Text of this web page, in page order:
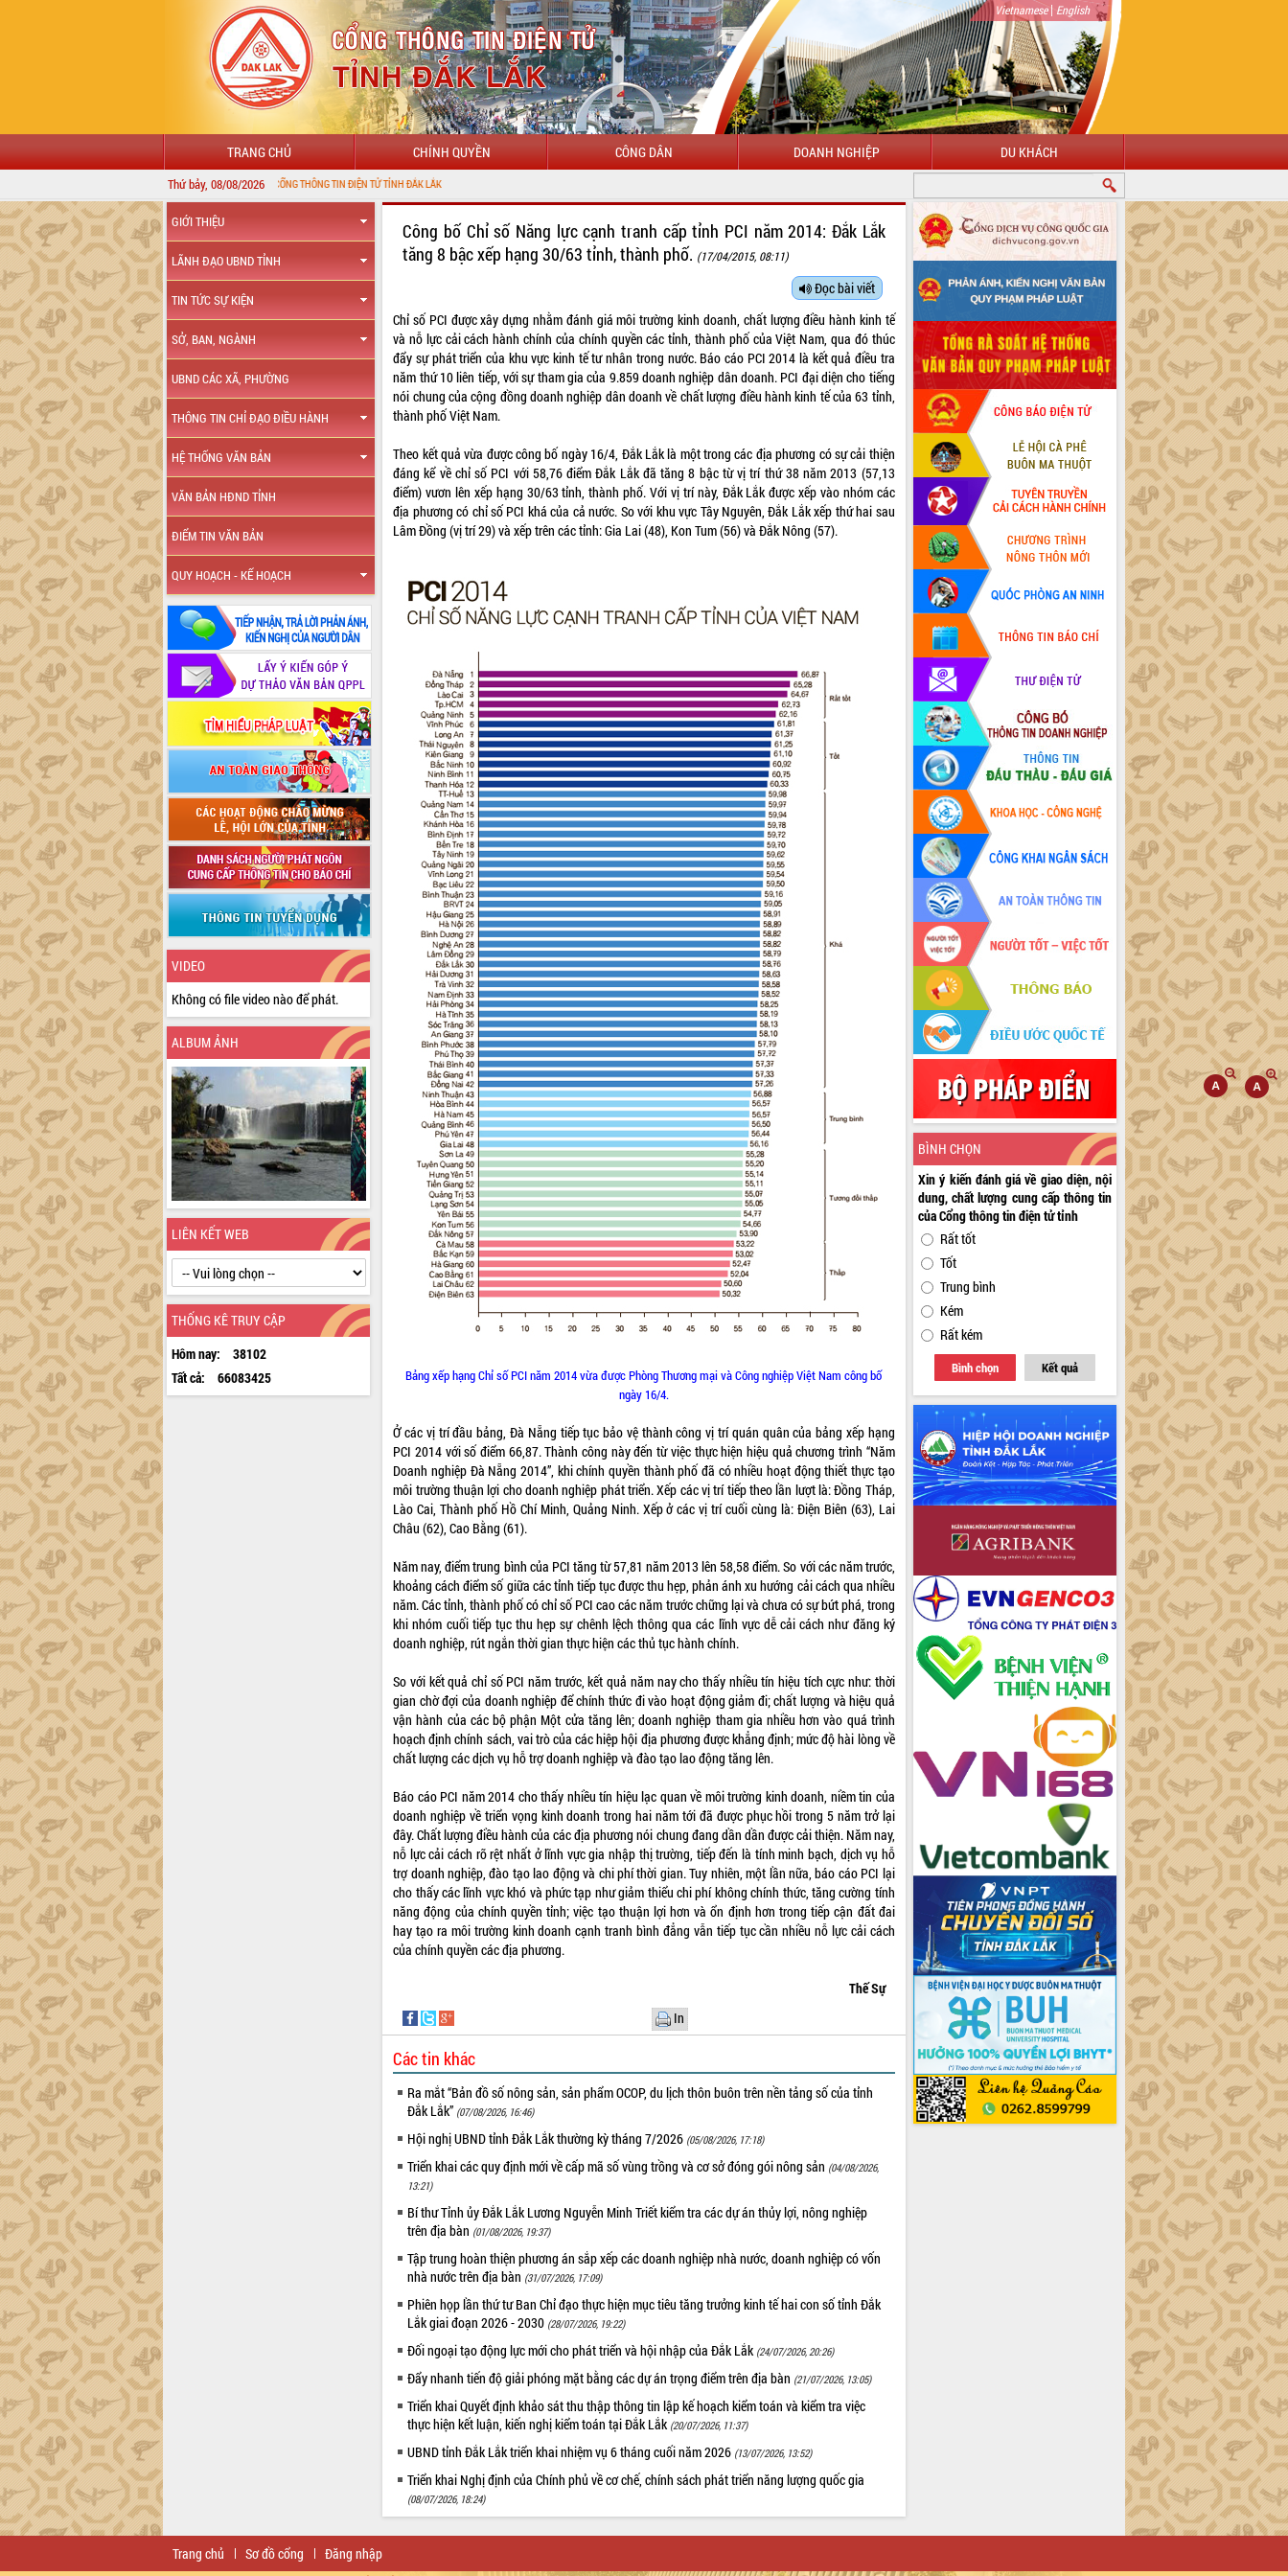
Vietnamese| English
TRANG CHỦ CHÍNH QUYỀN CÔNG DÂN DOANH NGHIỆP DU KHÁCH
Thứ bảy, 08/08/2026
CHÀO MỪNG ĐẾN VỚI CỔNG THÔNG TIN ĐIỆN TỬ TỈNH ĐẮK LẮK
GIỚI THIỆU
LÃNH ĐẠO UBND TỈNH
TIN TỨC SỰ KIỆN
SỞ, BAN, NGÀNH
UBND CÁC XÃ, PHƯỜNG
THÔNG TIN CHỈ ĐẠO ĐIỀU HÀNH
HỆ THỐNG VĂN BẢN
VĂN BẢN HĐND TỈNH
ĐIỂM TIN VĂN BẢN
QUY HOẠCH - KẾ HOẠCH
VIDEO
Không có file video nào để phát.
ALBUM ẢNH
LIÊN KẾT WEB
THỐNG KÊ TRUY CẬP
Hôm nay:
38102
Tất cả:
66083425
Công bố Chỉ số Năng lực cạnh tranh cấp tỉnh PCI năm 2014: Đắk Lắk
tăng 8 bậc xếp hạng 30/63 tỉnh, thành phố. (17/04/2015, 08:11)
Đọc bài viết
Chỉ số PCI được xây dựng nhằm đánh giá môi trường kinh doanh, chất lượng điều hành kinh tế
và nỗ lực cải cách hành chính của chính quyền các tỉnh, thành phố của Việt Nam, qua đó thúc
đẩy sự phát triển của khu vực kinh tế tư nhân trong nước. Báo cáo PCI 2014 là kết quả điều tra
năm thứ 10 liên tiếp, với sự tham gia của 9.859 doanh nghiệp dân doanh. PCI đại diện cho tiếng
nói chung của cộng đồng doanh nghiệp dân doanh về chất lượng điều hành kinh tế của 63 tỉnh,
thành phố Việt Nam.
Theo kết quả vừa được công bố ngày 16/4, Đắk Lắk là một trong các địa phương có sự cải thiện
đáng kể về chỉ số PCI với 58,76 điểm Đắk Lắk đã tăng 8 bậc từ vị trí thứ 38 năm 2013 (57,13
điểm) vươn lên xếp hạng 30/63 tỉnh, thành phố. Với vị trí này, Đắk Lắk được xếp vào nhóm các
địa phương có chỉ số PCI khá của cả nước. So với khu vực Tây Nguyên, Đắk Lắk xếp thứ hai sau
Lâm Đồng (vị trí 29) và xếp trên các tỉnh: Gia Lai (48), Kon Tum (56) và Đắk Nông (57).
Bảng xếp hạng Chỉ số PCI năm 2014 vừa được Phòng Thương mại và Công nghiệp Việt Nam công bố
ngày 16/4.
Ở các vị trí đầu bảng, Đà Nẵng tiếp tục bảo vệ thành công vị trí quán quân của bảng xếp hạng
PCI 2014 với số điểm 66,87. Thành công này đến từ việc thực hiện hiệu quả chương trình “Năm
Doanh nghiệp Đà Nẵng 2014”, khi chính quyền thành phố đã có nhiều hoạt động thiết thực tạo
môi trường thuận lợi cho doanh nghiệp phát triển. Xếp các vị trí tiếp theo lần lượt là: Đồng Tháp,
Lào Cai, Thành phố Hồ Chí Minh, Quảng Ninh. Xếp ở các vị trí cuối cùng là: Điện Biên (63), Lai
Châu (62), Cao Bằng (61).
Năm nay, điểm trung bình của PCI tăng từ 57,81 năm 2013 lên 58,58 điểm. So với các năm trước,
khoảng cách điểm số giữa các tỉnh tiếp tục được thu hẹp, phản ánh xu hướng cải cách qua nhiều
năm. Các tỉnh, thành phố có chỉ số PCI cao các năm trước chững lại và chưa có sự bứt phá, trong
khi nhóm cuối tiếp tục thu hẹp sự chênh lệch thông qua các lĩnh vực dễ cải cách như đăng ký
doanh nghiệp, rút ngắn thời gian thực hiện các thủ tục hành chính.
So với kết quả chỉ số PCI năm trước, kết quả năm nay cho thấy nhiều tín hiệu tích cực như: thời
gian chờ đợi của doanh nghiệp để chính thức đi vào hoạt động giảm đi; chất lượng và hiệu quả
vận hành của các bộ phận Một cửa tăng lên; doanh nghiệp tham gia nhiều hơn vào quá trình
hoạch định chính sách, vai trò của các hiệp hội địa phương được khẳng định; mức độ hài lòng về
chất lượng các dịch vụ hỗ trợ doanh nghiệp và đào tạo lao động tăng lên.
Báo cáo PCI năm 2014 cho thấy nhiều tín hiệu lạc quan về môi trường kinh doanh, niềm tin của
doanh nghiệp về triển vọng kinh doanh trong hai năm tới đã được phục hồi trong 5 năm trở lại
đây. Chất lượng điều hành của các địa phương nói chung đang dần dần được cải thiện. Năm nay,
nỗ lực cải cách rõ rệt nhất ở lĩnh vực gia nhập thị trường, tiếp đến là tính minh bạch, dịch vụ hỗ
trợ doanh nghiệp, đào tạo lao động và chi phí thời gian. Tuy nhiên, một lần nữa, báo cáo PCI lại
cho thấy các lĩnh vực khó và phức tạp như giảm thiểu chi phí không chính thức, tăng cường tính
năng động của chính quyền tỉnh; việc tạo thuận lợi hơn và ổn định hơn trong tiếp cận đất đai
hay tạo ra môi trường kinh doanh cạnh tranh bình đẳng vẫn tiếp tục cần nhiều nỗ lực cải cách
của chính quyền các địa phương.
Thế Sự
In
Các tin khác
Ra mắt “Bản đồ số nông sản, sản phẩm OCOP, du lịch thôn buôn trên nền tảng số của tỉnh
Đắk Lắk” (07/08/2026, 16:46)
Hội nghị UBND tỉnh Đắk Lắk thường kỳ tháng 7/2026 (05/08/2026, 17:18)
Triển khai các quy định mới về cấp mã số vùng trồng và cơ sở đóng gói nông sản (04/08/2026,
13:21)
Bí thư Tỉnh ủy Đắk Lắk Lương Nguyễn Minh Triết kiểm tra các dự án thủy lợi, nông nghiệp
trên địa bàn (01/08/2026, 19:37)
Tập trung hoàn thiện phương án sắp xếp các doanh nghiệp nhà nước, doanh nghiệp có vốn
nhà nước trên địa bàn (31/07/2026, 17:09)
Phiên họp lần thứ tư Ban Chỉ đạo thực hiện mục tiêu tăng trưởng kinh tế hai con số tỉnh Đắk
Lắk giai đoạn 2026 - 2030 (28/07/2026, 19:22)
Đối ngoại tạo động lực mới cho phát triển và hội nhập của Đắk Lắk (24/07/2026, 20:26)
Đẩy nhanh tiến độ giải phóng mặt bằng các dự án trọng điểm trên địa bàn (21/07/2026, 13:05)
Triển khai Quyết định khảo sát thu thập thông tin lập kế hoạch kiểm toán và kiểm tra việc
thực hiện kết luận, kiến nghị kiểm toán tại Đắk Lắk (20/07/2026, 11:37)
UBND tỉnh Đắk Lắk triển khai nhiệm vụ 6 tháng cuối năm 2026 (13/07/2026, 13:52)
Triển khai Nghị định của Chính phủ về cơ chế, chính sách phát triển năng lượng quốc gia
(08/07/2026, 18:24)
BÌNH CHỌN
Xin ý kiến đánh giá về giao diện, nội
dung, chất lượng cung cấp thông tin
của Cổng thông tin điện tử tỉnh
Rất tốt
Tốt
Trung bình
Kém
Rất kém
Bình chọn Kết quả
Trang chủ Sơ đồ cổng Đăng nhập